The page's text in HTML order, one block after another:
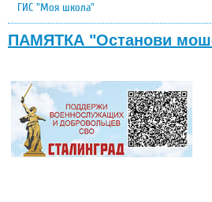
ГИС "Моя школа"
ПАМЯТКА "Останови